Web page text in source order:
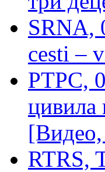
SRNA,
cesti –
РТРС,
цивила
RTRS,